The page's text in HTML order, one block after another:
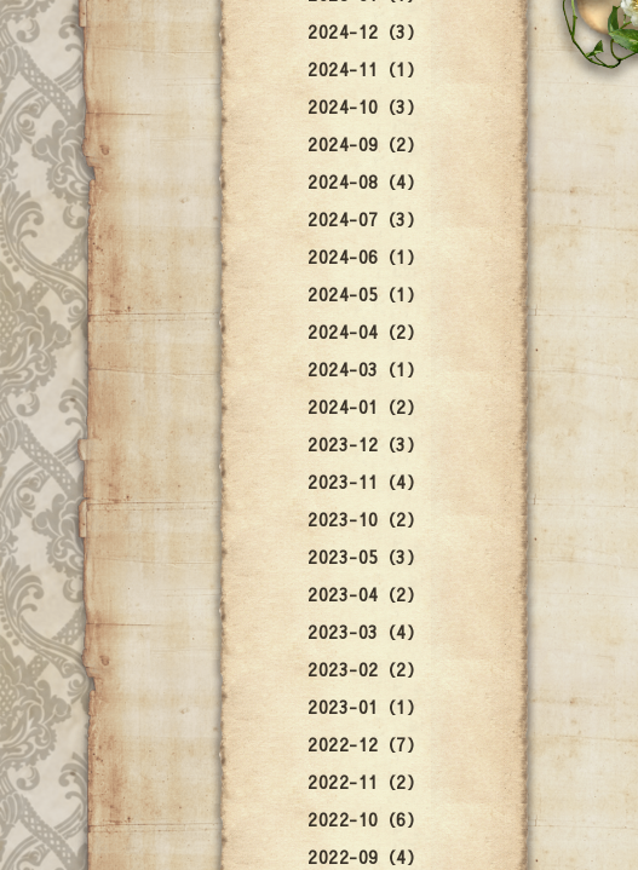
2024-12（3）
2024-11（1）
2024-10（3）
2024-09（2）
2024-08（4）
2024-07（3）
2024-06（1）
2024-05（1）
2024-04（2）
2024-03（1）
2024-01（2）
2023-12（3）
2023-11（4）
2023-10（2）
2023-05（3）
2023-04（2）
2023-03（4）
2023-02（2）
2023-01（1）
2022-12（7）
2022-11（2）
2022-10（6）
2022-09（4）